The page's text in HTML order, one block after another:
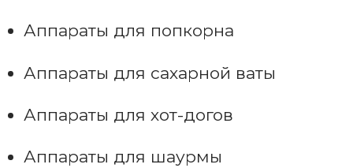
Аппараты для попкорна
Аппараты для сахарной ваты
Аппараты для хот-догов
Аппараты для шаурмы